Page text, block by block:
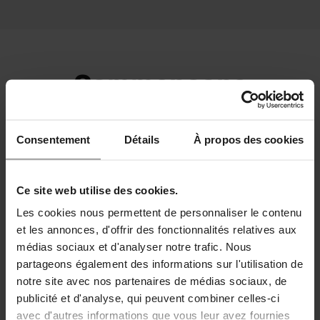
Consentement Détails À propos des cookies
Ce site web utilise des cookies.
Les cookies nous permettent de personnaliser le contenu
et les annonces, d'offrir des fonctionnalités relatives aux
médias sociaux et d'analyser notre trafic. Nous
partageons également des informations sur l'utilisation de
notre site avec nos partenaires de médias sociaux, de
publicité et d'analyse, qui peuvent combiner celles-ci
avec d'autres informations que vous leur avez fournies
Commençons
Nous contacter